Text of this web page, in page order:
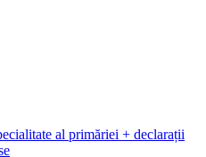
al primăriei + declarații